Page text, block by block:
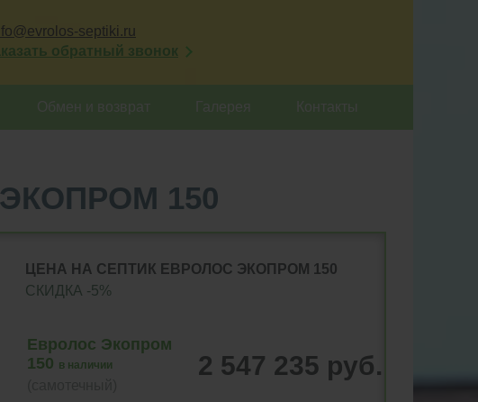
septiki.ru
обратный звонок
150
ЦЕНА НА СЕПТИК ЕВРОЛОС ЭКОПРОМ 150
СКИДКА -5%
Евролос Экопром
150 в наличии 2 547 235 руб.